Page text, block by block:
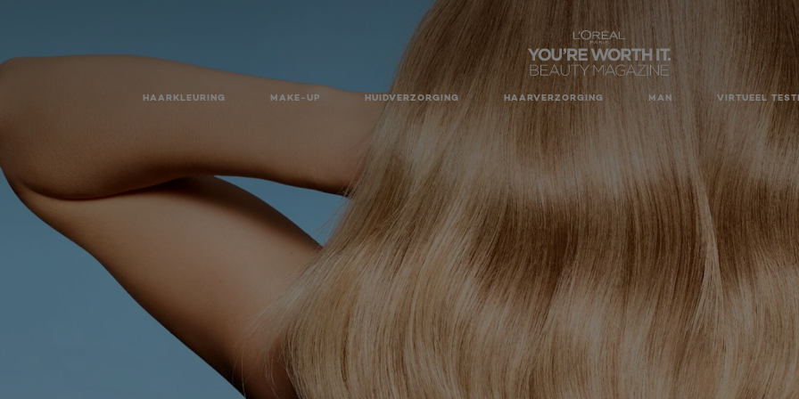
HAARKLEURING MAKE-UP HUIDVERZORGING HAARVERZORGING MAN VIRTUEEL